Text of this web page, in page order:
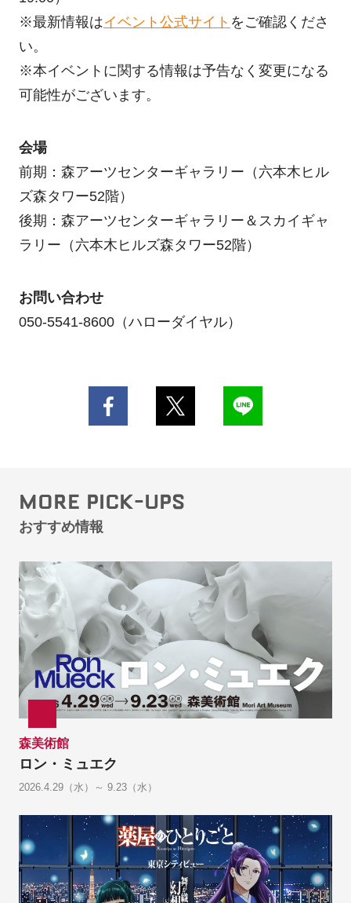
※最新情報はイベント公式サイト をご確認くださ
い。
※本イベントに関する情報は予告なく変更になる
可能性がございます。
会場
前期：森アーツセンターギャラリー（六本⽊ヒル
ズ森タワー52階）
後期：森アーツセンターギャラリー＆スカイギャ
ラリー（六本⽊ヒルズ森タワー52階）
お問い合わせ
050-5541-8600（ハローダイヤル）
MORE PICK-UPS
おすすめ情報
森美術館
ロン・ミュエク
2026.4.29（水）～ 9.23（水）